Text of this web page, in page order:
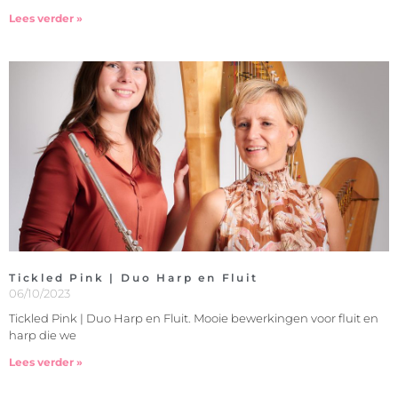
Lees verder »
Tickled Pink | Duo Harp en Fluit
06/10/2023
Tickled Pink | Duo Harp en Fluit. Mooie bewerkingen voor fluit en
harp die we
Lees verder »